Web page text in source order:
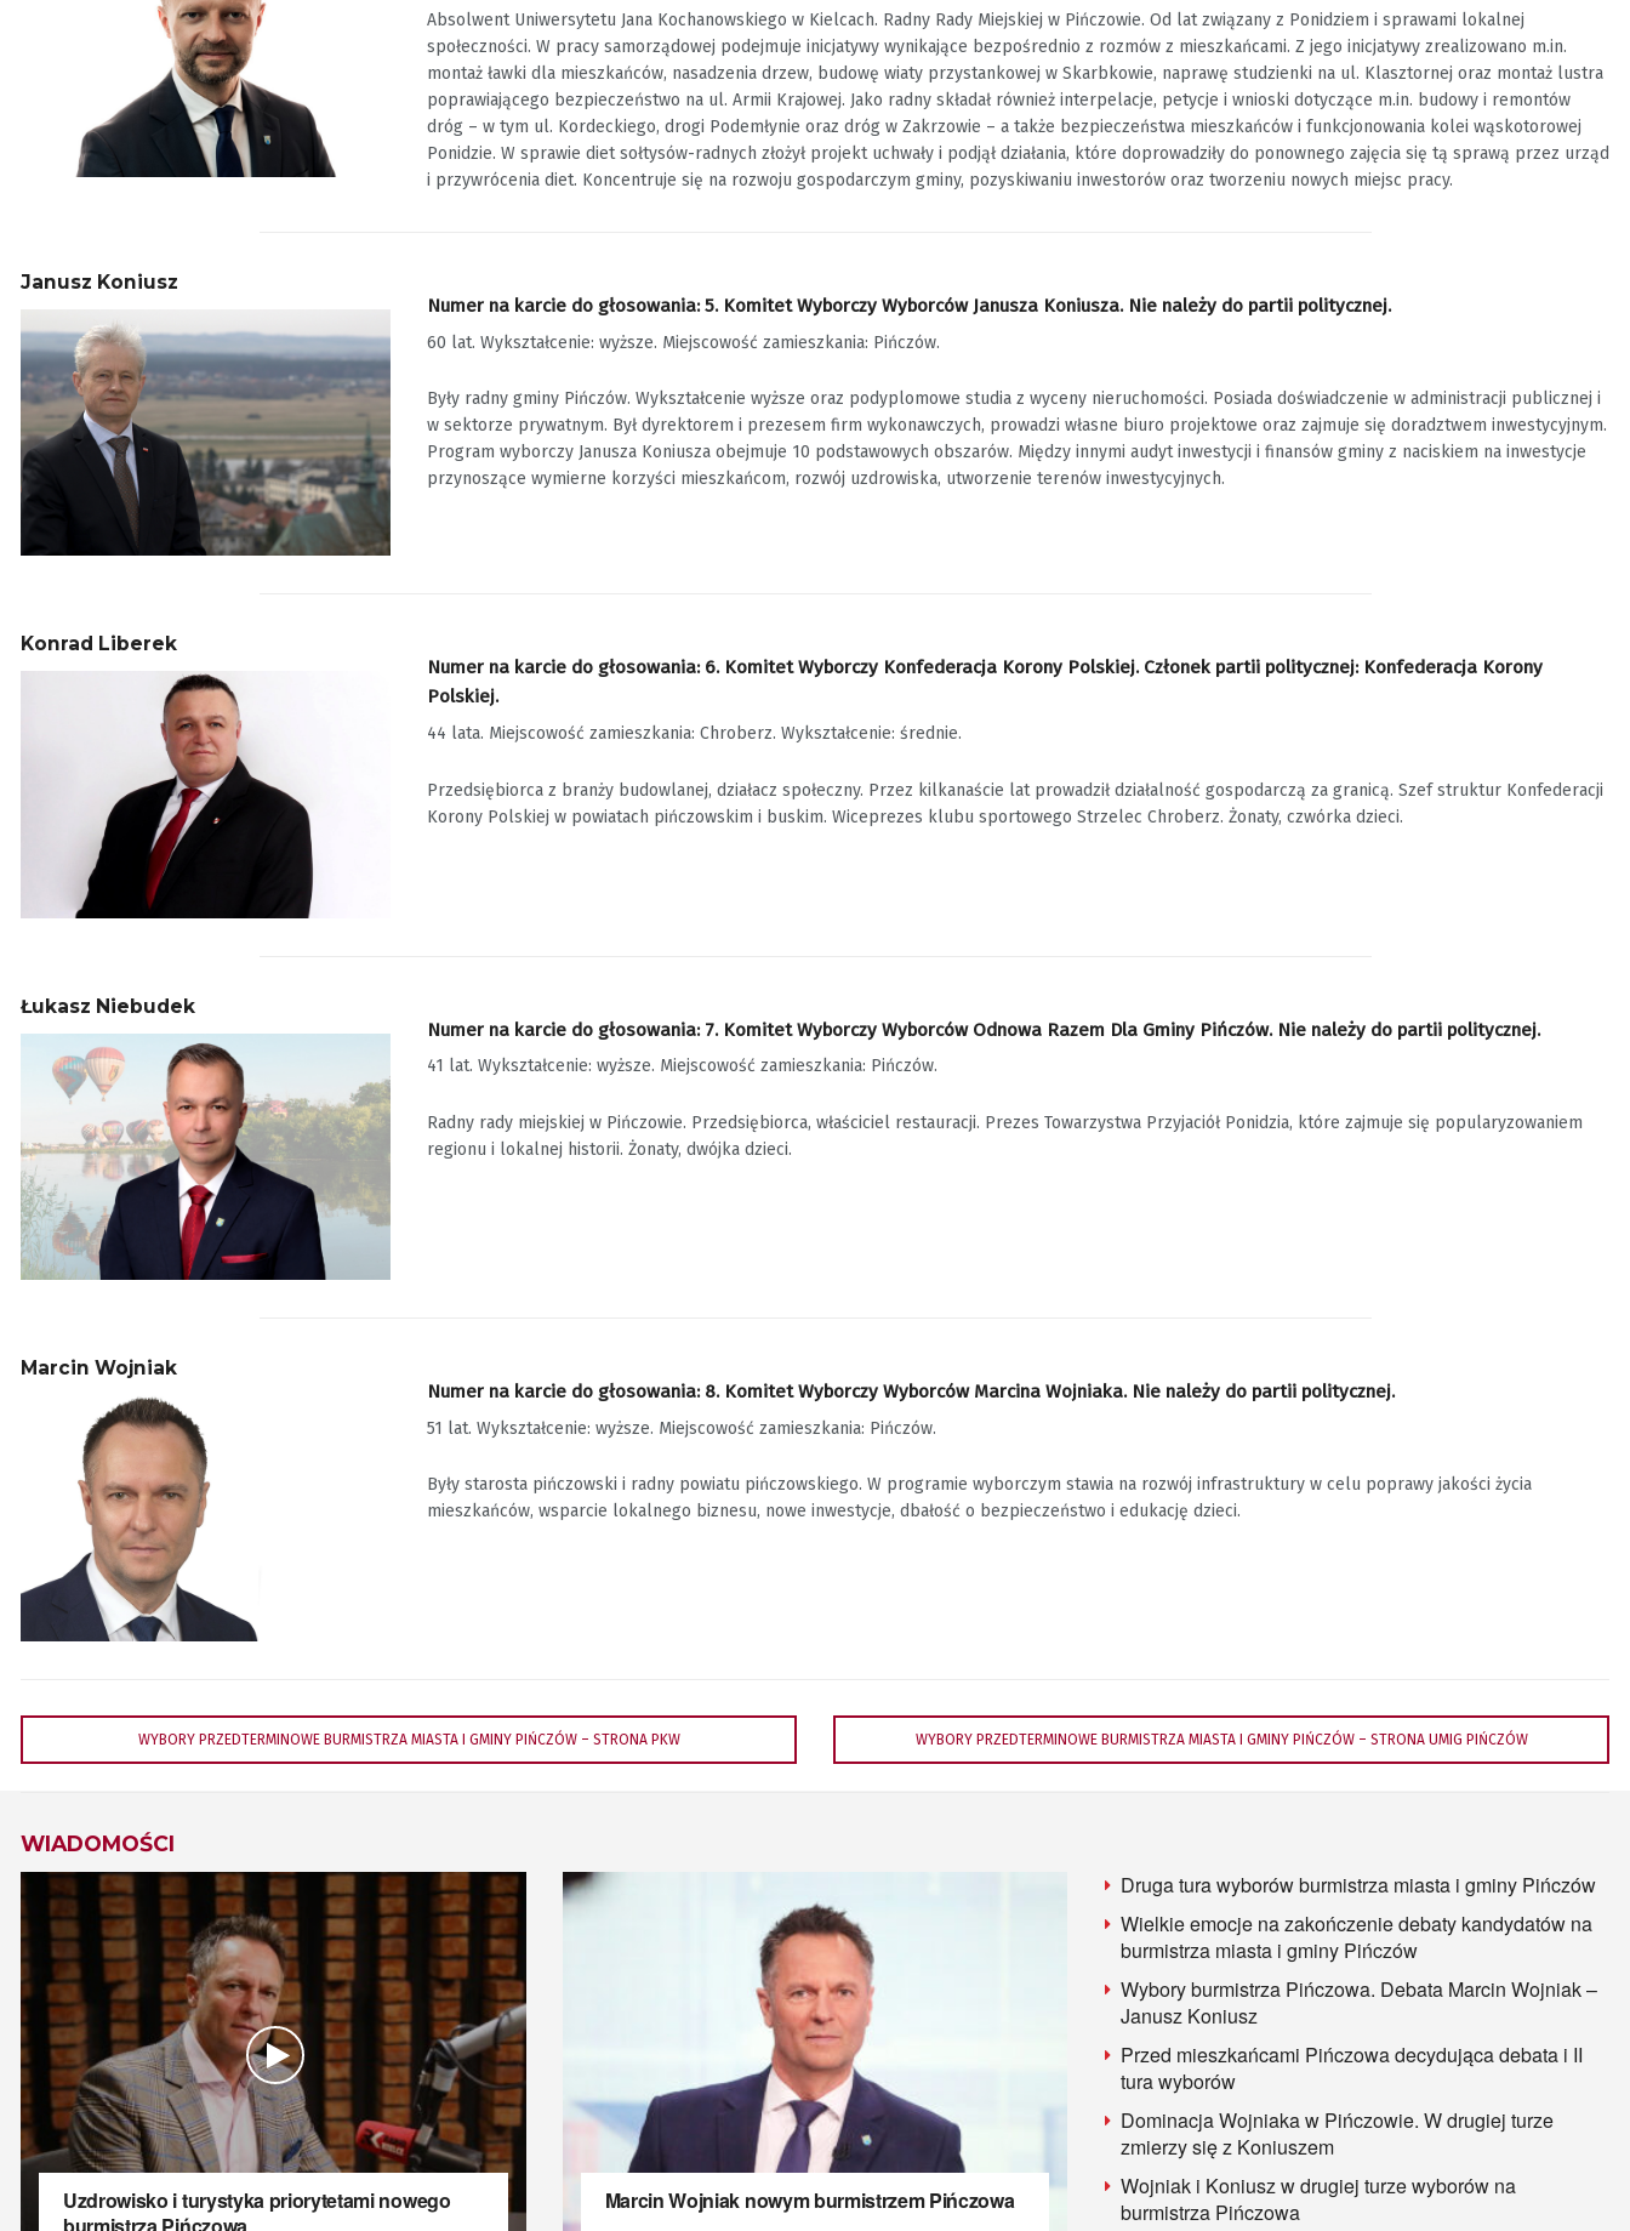
Absolwent Uniwersytetu Jana Kochanowskiego w Kielcach. Radny Rady Miejskiej w Pińczowie. Od lat związany z Ponidziem i sprawami lokalnej
społeczności. W pracy samorządowej podejmuje inicjatywy wynikające bezpośrednio z rozmów z mieszkańcami. Z jego inicjatywy zrealizowano m.in.
montaż ławki dla mieszkańców, nasadzenia drzew, budowę wiaty przystankowej w Skarbkowie, naprawę studzienki na ul. Klasztornej oraz montaż lustra
poprawiającego bezpieczeństwo na ul. Armii Krajowej. Jako radny składał również interpelacje, petycje i wnioski dotyczące m.in. budowy i remontów
dróg – w tym ul. Kordeckiego, drogi Podemłynie oraz dróg w Zakrzowie – a także bezpieczeństwa mieszkańców i funkcjonowania kolei wąskotorowej
Ponidzie. W sprawie diet sołtysów-radnych złożył projekt uchwały i podjął działania, które doprowadziły do ponownego zajęcia się tą sprawą przez urząd
i przywrócenia diet. Koncentruje się na rozwoju gospodarczym gminy, pozyskiwaniu inwestorów oraz tworzeniu nowych miejsc pracy.
Janusz Koniusz
Numer na karcie do głosowania: 5. Komitet Wyborczy Wyborców Janusza Koniusza. Nie należy do partii politycznej.
60 lat. Wykształcenie: wyższe. Miejscowość zamieszkania: Pińczów.
Były radny gminy Pińczów. Wykształcenie wyższe oraz podyplomowe studia z wyceny nieruchomości. Posiada doświadczenie w administracji publicznej i
w sektorze prywatnym. Był dyrektorem i prezesem firm wykonawczych, prowadzi własne biuro projektowe oraz zajmuje się doradztwem inwestycyjnym.
Program wyborczy Janusza Koniusza obejmuje 10 podstawowych obszarów. Między innymi audyt inwestycji i finansów gminy z naciskiem na inwestycje
przynoszące wymierne korzyści mieszkańcom, rozwój uzdrowiska, utworzenie terenów inwestycyjnych.
Konrad Liberek
Numer na karcie do głosowania: 6. Komitet Wyborczy Konfederacja Korony Polskiej. Członek partii politycznej: Konfederacja Korony
Polskiej.
44 lata. Miejscowość zamieszkania: Chroberz. Wykształcenie: średnie.
Przedsiębiorca z branży budowlanej, działacz społeczny. Przez kilkanaście lat prowadził działalność gospodarczą za granicą. Szef struktur Konfederacji
Korony Polskiej w powiatach pińczowskim i buskim. Wiceprezes klubu sportowego Strzelec Chroberz. Żonaty, czwórka dzieci.
Łukasz Niebudek
Numer na karcie do głosowania: 7. Komitet Wyborczy Wyborców Odnowa Razem Dla Gminy Pińczów. Nie należy do partii politycznej.
41 lat. Wykształcenie: wyższe. Miejscowość zamieszkania: Pińczów.
Radny rady miejskiej w Pińczowie. Przedsiębiorca, właściciel restauracji. Prezes Towarzystwa Przyjaciół Ponidzia, które zajmuje się popularyzowaniem
regionu i lokalnej historii. Żonaty, dwójka dzieci.
Marcin Wojniak
Numer na karcie do głosowania: 8. Komitet Wyborczy Wyborców Marcina Wojniaka. Nie należy do partii politycznej.
51 lat. Wykształcenie: wyższe. Miejscowość zamieszkania: Pińczów.
Były starosta pińczowski i radny powiatu pińczowskiego. W programie wyborczym stawia na rozwój infrastruktury w celu poprawy jakości życia
mieszkańców, wsparcie lokalnego biznesu, nowe inwestycje, dbałość o bezpieczeństwo i edukację dzieci.
WYBORY PRZEDTERMINOWE BURMISTRZA MIASTA I GMINY PIŃCZÓW – STRONA PKW WYBORY PRZEDTERMINOWE BURMISTRZA MIASTA I GMINY PIŃCZÓW – STRONA UMIG PIŃCZÓW
WIADOMOŚCI
Uzdrowisko i turystyka priorytetami nowego
Marcin Wojniak nowym burmistrzem Pińczowa
Druga tura wyborów burmistrza miasta i gminy Pińczów
Wielkie emocje na zakończenie debaty kandydatów na
burmistrza miasta i gminy Pińczów
Wybory burmistrza Pińczowa. Debata Marcin Wojniak –
Janusz Koniusz
Przed mieszkańcami Pińczowa decydująca debata i II
tura wyborów
Dominacja Wojniaka w Pińczowie. W drugiej turze
zmierzy się z Koniuszem
Wojniak i Koniusz w drugiej turze wyborów na
burmistrza Pińczowa